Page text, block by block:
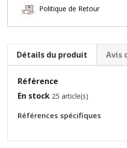
Politique de Retour
Détails du produit Avis
Référence
En stock 25 article(s)
Références spécifiques